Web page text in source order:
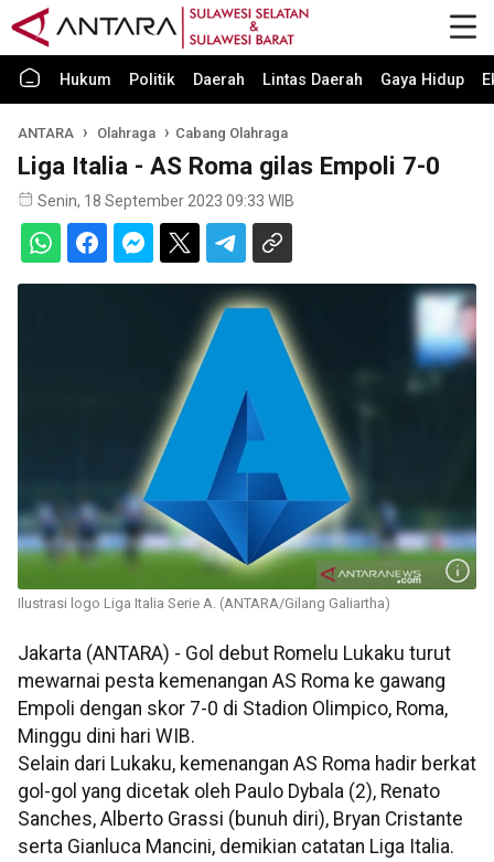
Hukum Politik Daerah Lintas Daerah Gaya Hidup
ANTARA Olahraga Cabang Olahraga
Liga Italia - AS Roma gilas Empoli 7-0
Senin, 18 September 2023 09:33 WIB
Ilustrasi logo Liga Italia Serie A. (ANTARA/Gilang Galiartha)
Jakarta (ANTARA) - Gol debut Romelu Lukaku turut
mewarnai pesta kemenangan AS Roma ke gawang
Empoli dengan skor 7-0 di Stadion Olimpico, Roma,
Minggu dini hari WIB.
Selain dari Lukaku, kemenangan AS Roma hadir berkat
gol-gol yang dicetak oleh Paulo Dybala (2), Renato
Sanches, Alberto Grassi (bunuh diri), Bryan Cristante
serta Gianluca Mancini, demikian catatan Liga Italia.